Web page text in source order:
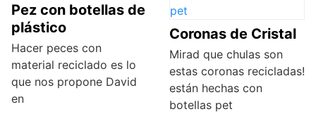
Pez con botellas de
plástico
Hacer peces con
material reciclado es lo
que nos propone David
en
Coronas de Cristal
Mirad que chulas son
estas coronas recicladas!
están hechas con
botellas pet